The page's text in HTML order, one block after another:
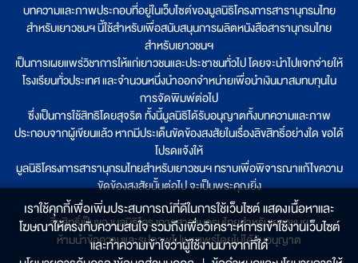
บทความและภาพประกอบที่อยู่ในเว็บไซต์ของมูลนิธิโครงการสารานุกรมไทย
สำหรับเยาวชนฯ นี้ใช้สำหรับเพื่อสนับสนุนการผลิตหนังสือสารานุกรมไทย
สำหรับเยาวชนฯ
เป็นการเผยแพร่วิชาการให้แก่เยาวชนและประชาชนทั่วไป โดยจะนำไปแจกจ่ายให้
โรงเรียนทั่วประเทศ และจำนวนหนึ่งนำออกจำหน่ายเพื่อนำเงินมาสมทบทุนใน
การจัดพิมพ์ต่อไป
ซึ่งเป็นการใช้สิทธิโดยสุจริต ทั้งนี้มูลนิธิได้รับอนุญาตทั้งบทความและภาพ
ประกอบจากผู้เขียนแล้ว หากมีประเด็นขัดข้องสงสัยในเรื่องลิขสิทธิ์อย่างใด ขอได้
โปรดแจ้งให้
มูลนิธิโครงการสารานุกรมไทยสำหรับเยาวชนฯ ทราบเพื่อพิจารณาแก้ไขความ
ขัดข้องสงสัยนั้นต่อไป จะเป็นพระคุณยิ่ง
ลิขสิทธิ์เป็นของมูลนิธิโครงการสารานุกรมไทยสำหรับเยาวชนฯ
ห้ามนำข้อความและรูปภาพไปเผยแพร่โดยไม่ได้รับอนุญาต
เราใช้คุกกี้เพื่อเพิ่มประสบการณ์ที่ดีในการใช้เว็บไซต์ แสดงเนื้อหาและ
โฆษณาให้ตรงกับความสนใจ รวมถึงเพื่อวิเคราะห์การเข้าใช้งานเว็บไซต์
และทำความเข้าใจว่าผู้ใช้งานมาจากที่ใด๋